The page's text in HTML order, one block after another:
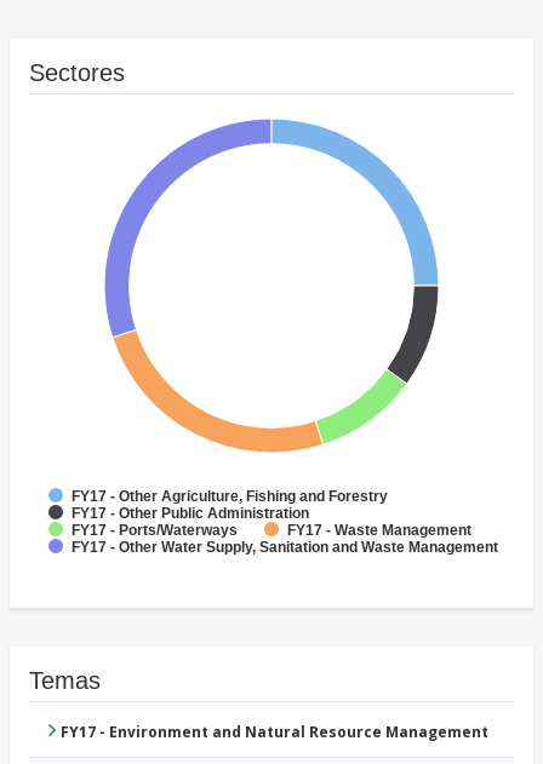
Sectores
FY17 - Other Agriculture, Fishing and Forestry
FY17 - Other Public Administration
FY17 - Ports/Waterways
FY17 - Waste Management
FY17 - Other Water Supply, Sanitation and Waste Management
Temas
FY17 - Environment and Natural Resource Management